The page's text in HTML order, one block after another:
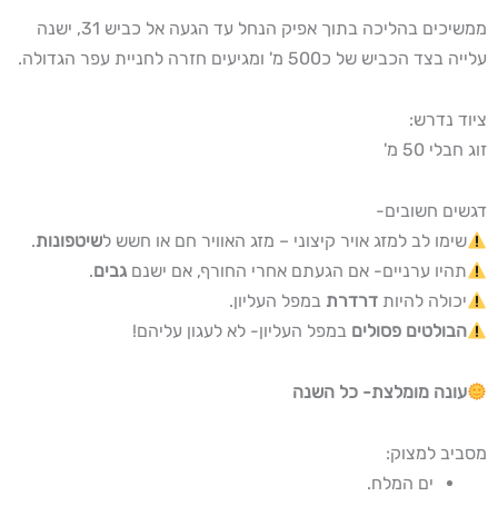
ממשיכים בהליכה בתוך אפיק הנחל עד הגעה אל כביש 31, ישנה
עלייה בצד הכביש של כ500 מ' ומגיעים חזרה לחניית עפר הגדולה.
ציוד נדרש:
זוג חבלי 50 מ'
דגשים חשובים-
שימו לב למזג אויר קיצוני – מזג האוויר חם או חשש לשיטפונות.
תהיו ערניים- אם הגעתם אחרי החורף, אם ישנם גבים.
יכולה להיותדרדרת במפל העליון.
הבולטים פסולים במפל העליון- לא לעגון עליהם!
עונה מומלצת- כל השנה
מסביב למצוק:
ים המלח.